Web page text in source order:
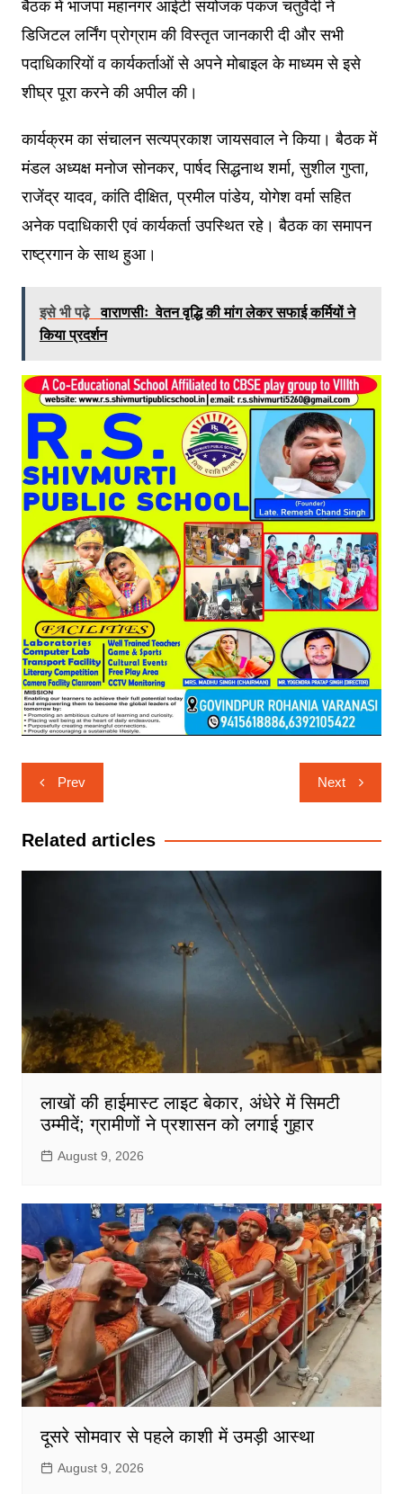
बैठक में भाजपा महानगर आईटी संयोजक पंकज चतुर्वेदी ने
डिजिटल लर्निंग प्रोग्राम की विस्तृत जानकारी दी और सभी
पदाधिकारियों व कार्यकर्ताओं से अपने मोबाइल के माध्यम से इसे
शीघ्र पूरा करने की अपील की।
कार्यक्रम का संचालन सत्यप्रकाश जायसवाल ने किया। बैठक में
मंडल अध्यक्ष मनोज सोनकर, पार्षद सिद्धनाथ शर्मा, सुशील गुप्ता,
राजेंद्र यादव, कांति दीक्षित, प्रमील पांडेय, योगेश वर्मा सहित
अनेक पदाधिकारी एवं कार्यकर्ता उपस्थित रहे। बैठक का समापन
राष्ट्रगान के साथ हुआ।
इसे भी पढ़े वाराणसीः वेतन वृद्धि की मांग लेकर सफाई कर्मियों ने
किया प्रदर्शन
Post
navigation
Prev Next
Related articles
लाखों की हाईमास्ट लाइट बेकार, अंधेरे में सिमटी
उम्मीदें; ग्रामीणों ने प्रशासन को लगाई गुहार
August 9, 2026
दूसरे सोमवार से पहले काशी में उमड़ी आस्था
August 9, 2026